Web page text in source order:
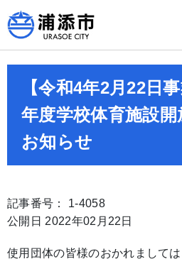
【令和4年2月22日
年度学校体育施設
お知らせ
記事番号： 1-4058
公開日 2022年02月22日
使用団体の皆様のおかれまして